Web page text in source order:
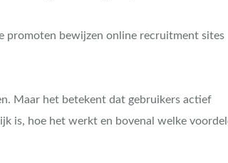
promoten bewijzen online recruitment sites
Maar het betekent dat gebruikers actief
is, hoe het werkt en bovenal welke